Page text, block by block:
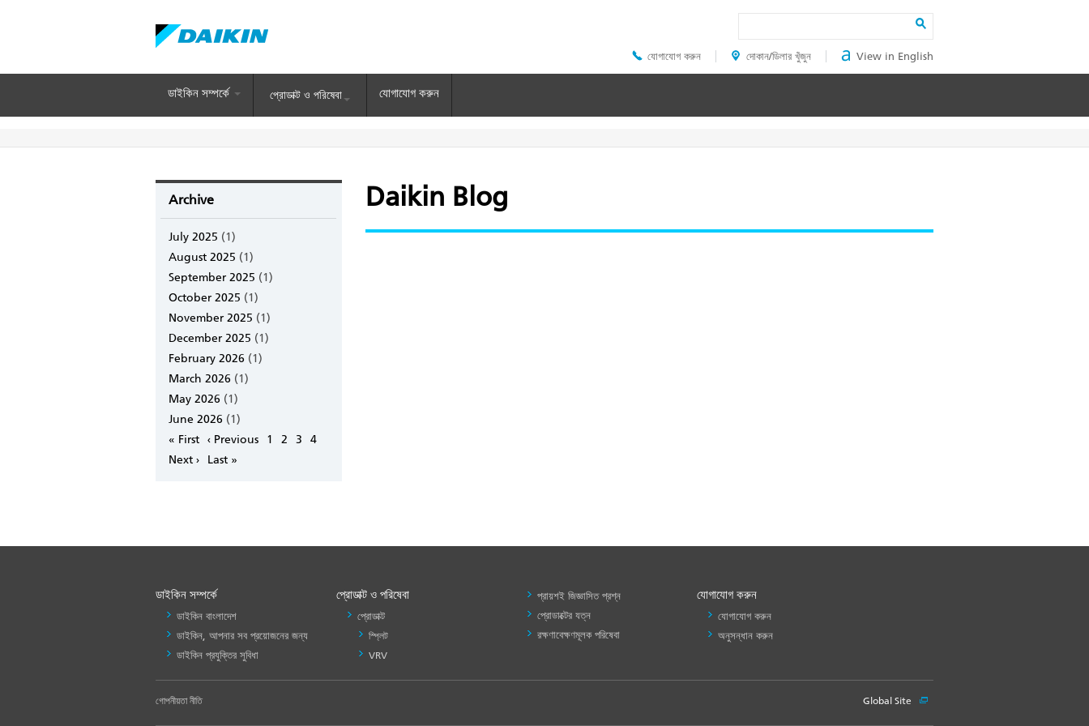
Header
Top
যোগাযোগ করুন দোকান/ডিলার খুঁজুন View in English
ডাইকিন সম্পর্কে প্রোডাক্ট ও পরিষেবা যোগাযোগ করুন
Archive
July 2025 (1)
August 2025 (1)
September 2025 (1)
October 2025 (1)
November 2025 (1)
December 2025 (1)
February 2026 (1)
March 2026 (1)
May 2026 (1)
June 2026 (1)
Pagination
First
page
« First Previous
page
‹ Previous Page
1 Page
2 Page
3 Page
4
Next
Next ›
Last
Last »
Daikin Blog
ডাইকিন সম্পর্কে
ডাইকিন বাংলাদেশ
ডাইকিন, আপনার সব প্রয়োজনের জন্য
ডাইকিন প্রযুক্তির সুবিধা
প্রোডাক্ট ও পরিষেবা
প্রোডাক্ট
স্প্লিট
VRV
প্রোডাক্ট
পরিষেবা
প্রায়শই জিজ্ঞাসিত প্রশ্ন
প্রোডাক্টের যত্ন
রক্ষণাবেক্ষণমূলক পরিষেবা
যোগাযোগ করুন
যোগাযোগ করুন
অনুসন্ধান করুন
FOOTER
গোপনীয়তা নীতি Global Site